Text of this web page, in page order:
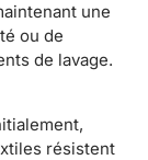
une
ou de
de lavage.
résistent